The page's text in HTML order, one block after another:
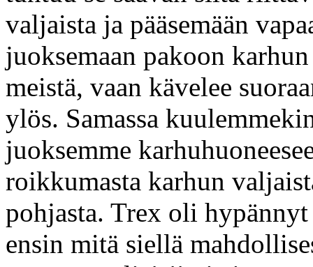
valjaista ja pääsemään
juoksemaan pakoon
meistä, vaan kävelee
ylös. Samassa
juoksemme
roikkumasta karhun
pohjasta. Trex oli hypännyt
ensin mitä siellä